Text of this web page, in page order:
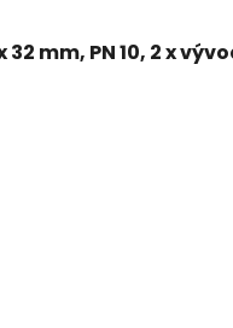
32 mm, PN 10, 2 x